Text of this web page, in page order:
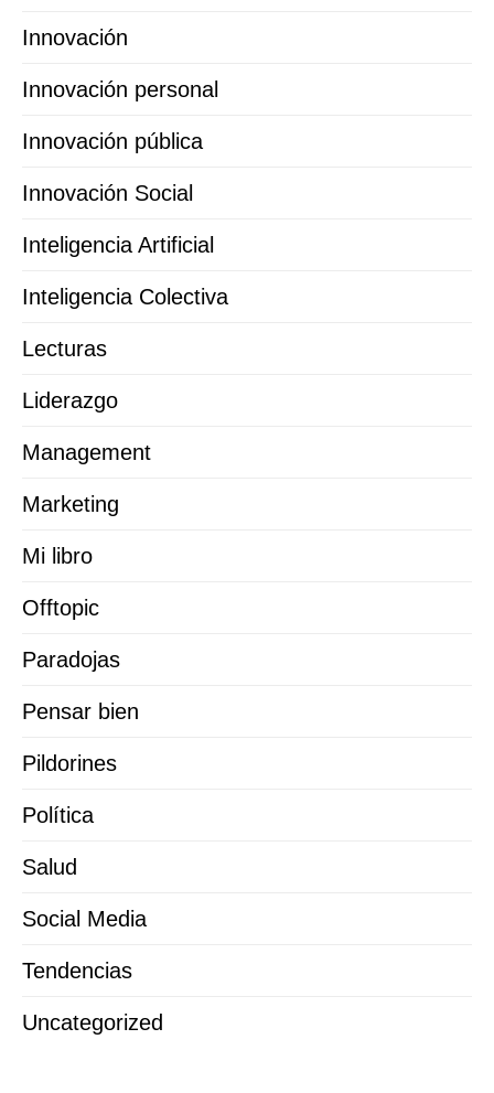
Innovación
Innovación personal
Innovación pública
Innovación Social
Inteligencia Artificial
Inteligencia Colectiva
Lecturas
Liderazgo
Management
Marketing
Mi libro
Offtopic
Paradojas
Pensar bien
Pildorines
Política
Salud
Social Media
Tendencias
Uncategorized